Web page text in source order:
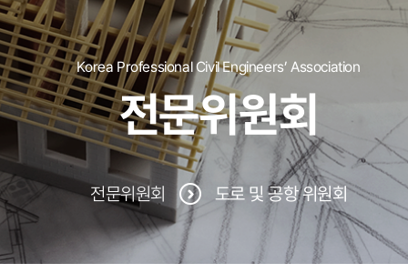
Korea Professional Civil Engineers’ Association
전문위원회
전문위원회 도로 및 공항 위원회